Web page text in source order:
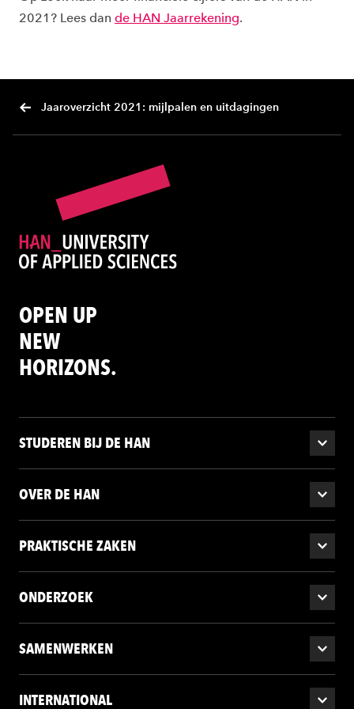
2021? Lees dan de HAN Jaarrekening.
Jaaroverzicht 2021: mijlpalen en uitdagingen
OPEN UP
NEW
HORIZONS.
STUDEREN BIJ DE HAN
OVER DE HAN
PRAKTISCHE ZAKEN
ONDERZOEK
SAMENWERKEN
INTERNATIONAL